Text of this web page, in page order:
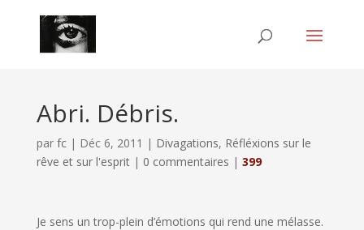
Abri. Débris.
par fc| Déc 6, 2011 | Divagations, Réfléxions sur le
rêve et sur l'esprit| 0 commentaires | 399
Je sens un trop-plein d’émotions qui rend une mélasse.